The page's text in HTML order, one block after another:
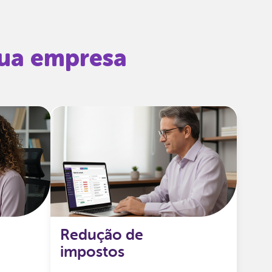
empresa
com
e
Redução de
impostos
Redução de impostos
Calculamos automaticamente se
sua empresa pode usar o Fator
pagar menos impostos de forma